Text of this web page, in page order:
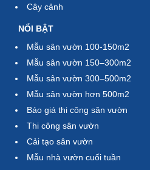
Cây cảnh
NỔI BẬT
Mẫu sân vườn 100-150m2
Mẫu sân vườn 150–300m2
Mẫu sân vườn 300–500m2
Mẫu sân vườn hơn 500m2
Báo giá thi công sân vườn
Thi công sân vườn
Cải tạo sân vườn
Mẫu nhà vườn cuối tuần